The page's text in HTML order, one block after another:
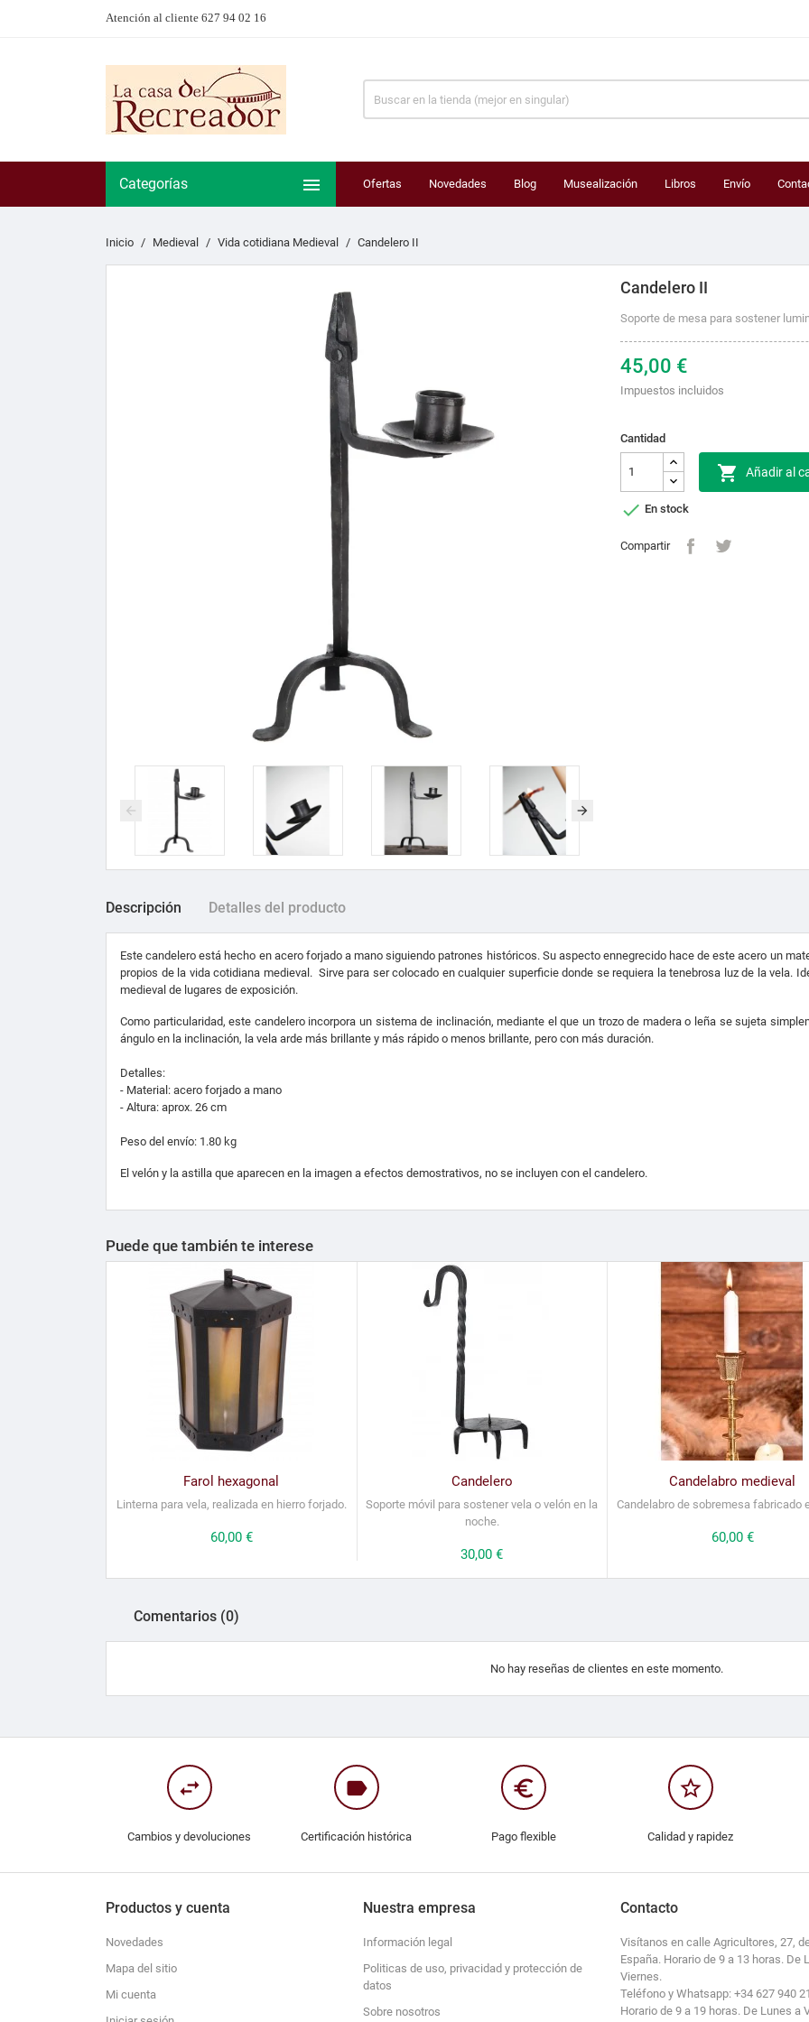
Atención al cliente 627 94 02 16
Categorías  Ofertas Novedades Blog Musealización Libros Envío
Inicio Medieval Vida cotidiana Medieval Candelero II
Candelero II
Soporte de mesa para sostener
45,00 €
Impuestos incluidos
Cantidad
 Añadir al
 En stock
Compartir
Descripción Detalles del producto
Este candelero está hecho en acero forjado a mano siguiendo patrones históricos. Su aspecto ennegrecido hace de este acero un
propios de la vida cotidiana medieval. Sirve para ser colocado en cualquier superficie donde se requiera la tenebrosa luz de la vela.
medieval de lugares de exposición.
Como particularidad, este candelero incorpora un sistema de inclinación, mediante el que un trozo de madera o leña se sujeta
ángulo en la inclinación, la vela arde más brillante y más rápido o menos brillante, pero con más duración.
Detalles:
- Material: acero forjado a mano
- Altura: aprox. 26 cm
Peso del envío: 1.80 kg
El velón y la astilla que aparecen en la imagen a efectos demostrativos, no se incluyen con el candelero.
Puede que también te interese
Farol hexagonal
Linterna para vela, realizada en hierro forjado.
Precio
60,00 €
Candelero
Soporte móvil para sostener vela o velón en la
noche.
Precio
30,00 €
Candelabro medieval
Candelabro de sobremesa fabricado
Precio
60,00 €
Comentarios (0)
No hay reseñas de clientes en este momento.
swap_horiz
Cambios y devoluciones
label
Certificación histórica
euro_symbol
Pago flexible
star_border
Calidad y rapidez
Productos y cuenta
Novedades
Mapa del sitio
Mi cuenta
Nuestra empresa
Información legal
Politicas de uso, privacidad y protección de
datos
Sobre nosotros
Contacto
Visítanos en calle Agricultores, 27,
España. Horario de 9 a 13 horas. De
Viernes.
Teléfono y Whatsapp: +34 627 940
Horario de 9 a 19 horas. De Lunes a